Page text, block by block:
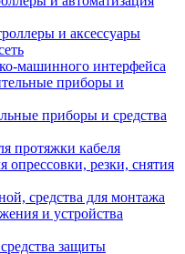
и аксессуары
машинного интерфейса
приборы и средства
протяжки кабеля
опрессовки, резки, снятия
средства для монтажа
и устройства
защиты